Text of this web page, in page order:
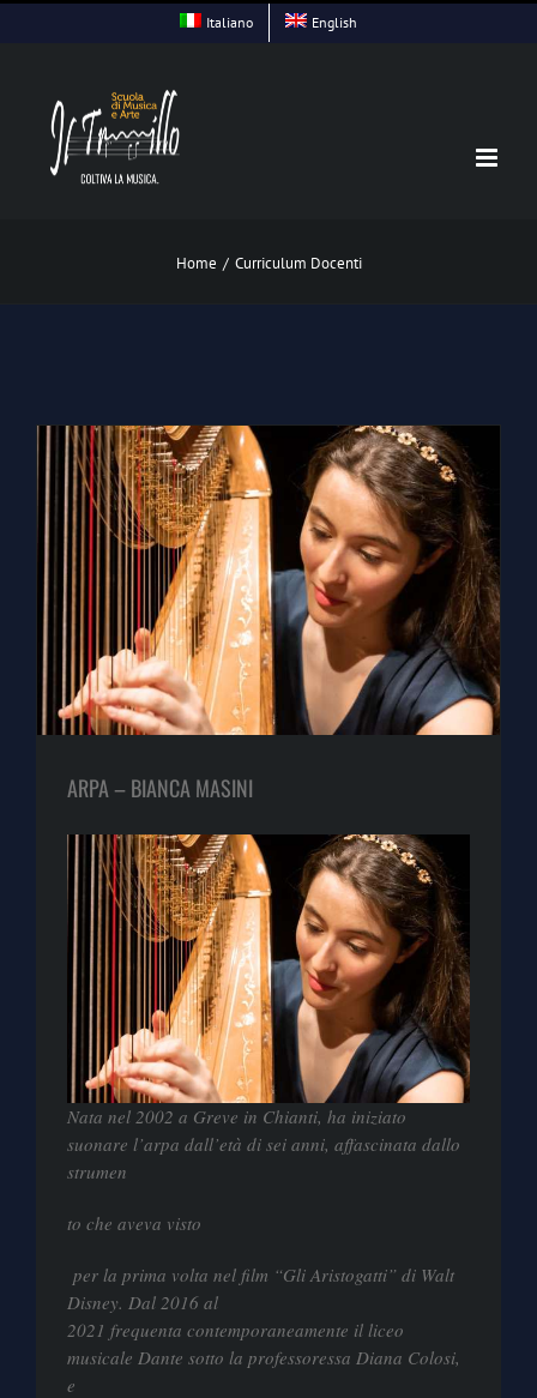
Skip
Italiano English
Home / Curriculum Docenti
ARPA – BIANCA MASINI
Nata nel 2002 a Greve in Chianti, ha iniziato
suonare l’arpa dall’età di sei anni, affascinata dallo
strumen
to che aveva visto
per la prima volta nel film “Gli Aristogatti” di Walt
Disney. Dal 2016 al
2021 frequenta contemporaneamente il liceo
musicale Dante sotto la professoressa Diana Colosi,
e